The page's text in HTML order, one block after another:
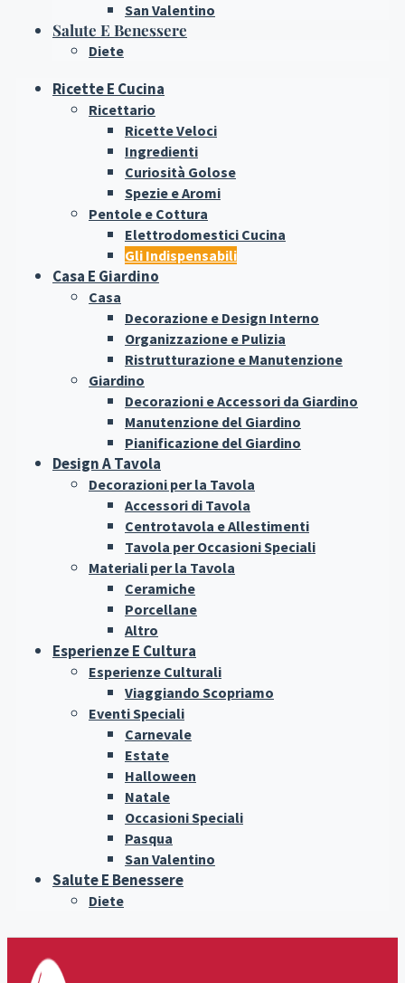
San Valentino
Salute E Benessere
Diete
Ricette E Cucina
Ricettario
Ricette Veloci
Ingredienti
Curiosità Golose
Spezie e Aromi
Pentole e Cottura
Elettrodomestici Cucina
Gli Indispensabili
Casa E Giardino
Casa
Decorazione e Design Interno
Organizzazione e Pulizia
Ristrutturazione e Manutenzione
Giardino
Decorazioni e Accessori da Giardino
Manutenzione del Giardino
Pianificazione del Giardino
Design A Tavola
Decorazioni per la Tavola
Accessori di Tavola
Centrotavola e Allestimenti
Tavola per Occasioni Speciali
Materiali per la Tavola
Ceramiche
Porcellane
Altro
Esperienze E Cultura
Esperienze Culturali
Viaggiando Scopriamo
Eventi Speciali
Carnevale
Estate
Halloween
Natale
Occasioni Speciali
Pasqua
San Valentino
Salute E Benessere
Diete